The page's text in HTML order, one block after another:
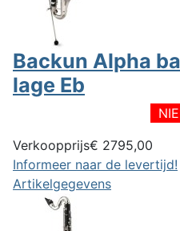
Backun Alpha
lage Eb
Verkoopprijs€ 2795,00
Informeer naar de levertijd!
Artikelgegevens